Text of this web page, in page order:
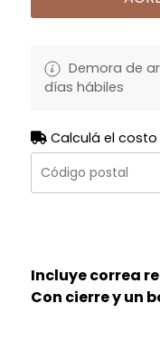
Demora de
días hábiles
Calculá el costo
Incluye correa
Con cierre y un